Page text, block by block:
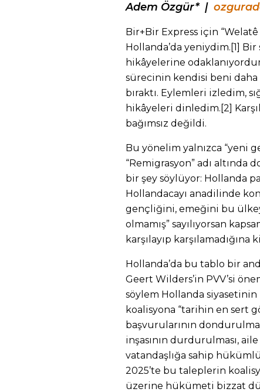
Adem Özgür* |
Bir+Bir Express için
Hollanda’da yeniydim.[1] Bir
hikâyelerine
sürecinin kendisi beni daha
bıraktı. Eylemleri izledim,
hikâyeleri dinledim.[2]
bağımsız değildi.
Bu yönelim yalnızca “yeni
“Remigrasyon” adı altında
bir şey söylüyor: Hollanda
Hollandacayı anadilinde
gençliğini, emeğini bu
olmamış” sayılıyorsan
karşılayıp
Hollanda’da bu tablo bir
Geert Wilders’in PVV’si
söylem Hollanda
koalisyona “tarihin en sert
başvurularının
inşasının durdurulması,
vatandaşlığa sahip
2025’te bu taleplerin
üzerine hükümeti bizzat